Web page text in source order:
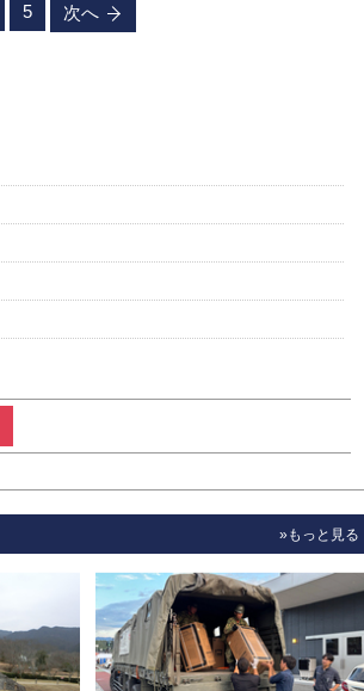
5 次へ
»もっと見る